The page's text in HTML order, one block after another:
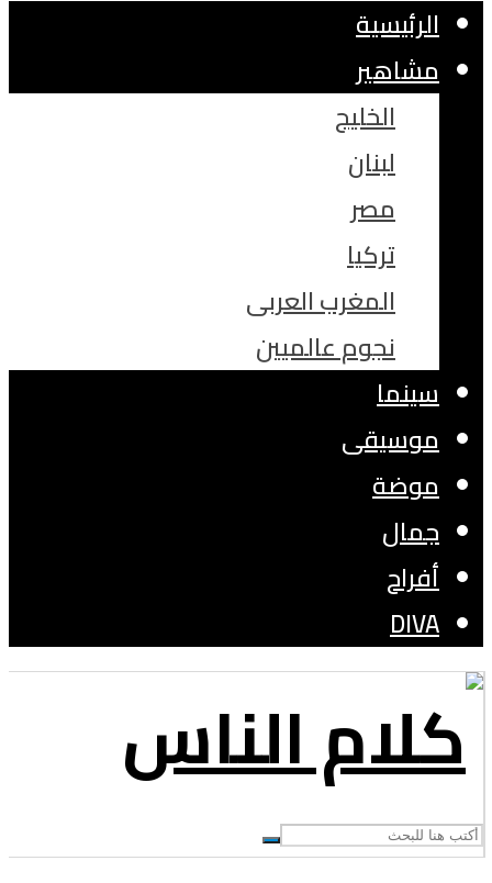
الرئيسية
مشاهير
الخليج
لبنان
مصر
تركيا
المغرب العربى
نجوم عالميين
سينما
موسيقى
موضة
جمال
أفراح
DIVA